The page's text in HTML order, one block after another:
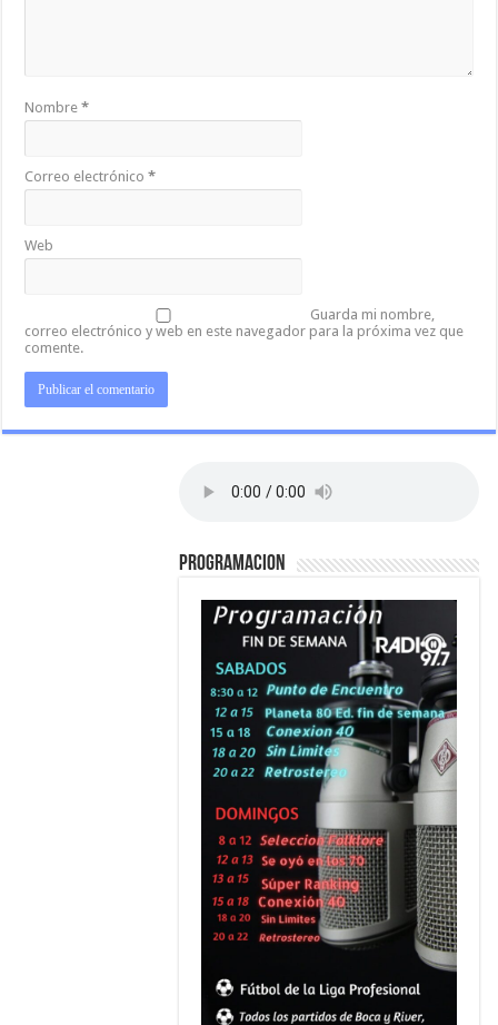
Nombre*
Correo electrónico*
Web
Guarda mi nombre,
correo electrónico y web en este navegador para la próxima vez que
comente.
PROGRAMACION